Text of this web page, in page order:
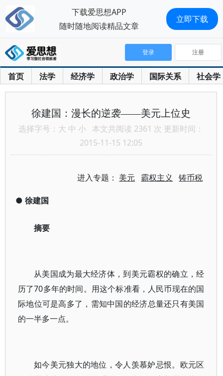
首页 法学 经济学 政治学 国际关系 社会学
登录 注册
徐建国：漫长的逆袭——美元上位史
选择字号： 大 中 小 本文共阅读 2361 次 更新时间：
2015-11-15 12:05
进入专题： 美元 霸权主义 铸币税
● 徐建国
摘要
从美国成为最大经济体，到美元霸权的确立，经
历了70多年的时间。用这个标准看，人民币现在的国
际地位可是高多了，需知中国的经济总量还只有美国
的一半多一点。
如今美元独大的地位，令人羡慕妒忌恨。欧元区
下载爱思想APP
随时随地阅读精品文章
立即下载